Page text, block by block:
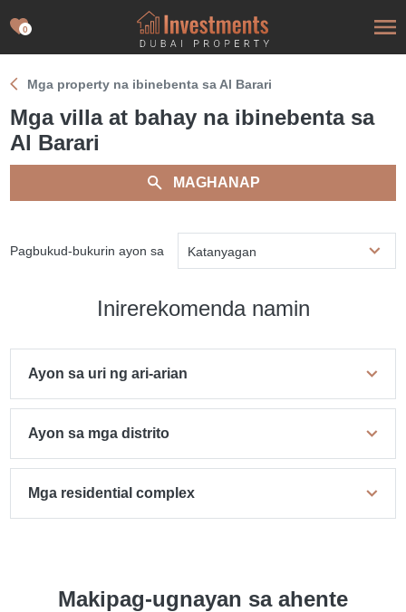
0
Mga property na ibinebenta sa Al Barari
Mga villa at bahay na ibinebenta sa
Al Barari
MAGHANAP
Pagbukud-bukurin ayon sa Katanyagan
Inirerekomenda namin
Ayon sa uri ng ari-arian
Ayon sa mga distrito
Mga residential complex
Makipag-ugnayan sa ahente